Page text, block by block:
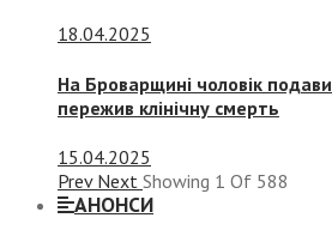
18.04.2025
На Броварщині чоловік
пережив клінічну смерть
15.04.2025
Prev Next Showing 1 Of 588
АНОНСИ